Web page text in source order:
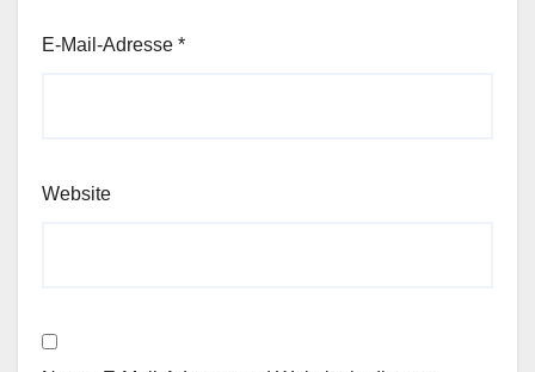
E-Mail-Adresse *
Website